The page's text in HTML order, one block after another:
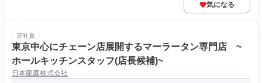
気になる
正社員
東京中心にチェーン店展開するマーラータン専門店 ~
ホールキッチンスタッフ(店長候補)~
日本龍庭株式会社